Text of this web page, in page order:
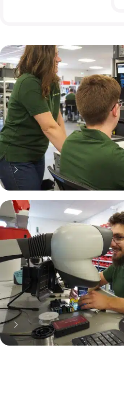
70% moins cher qu'une pièce
neuve... mais pas que !
Pourquoi réparer ?